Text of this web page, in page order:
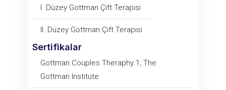
I. Düzey Gottman Çift Terapisi
II. Düzey Gottman Çift Terapisi
Sertifikalar
Gottman Couples Theraphy 1, The
Gottman Institute